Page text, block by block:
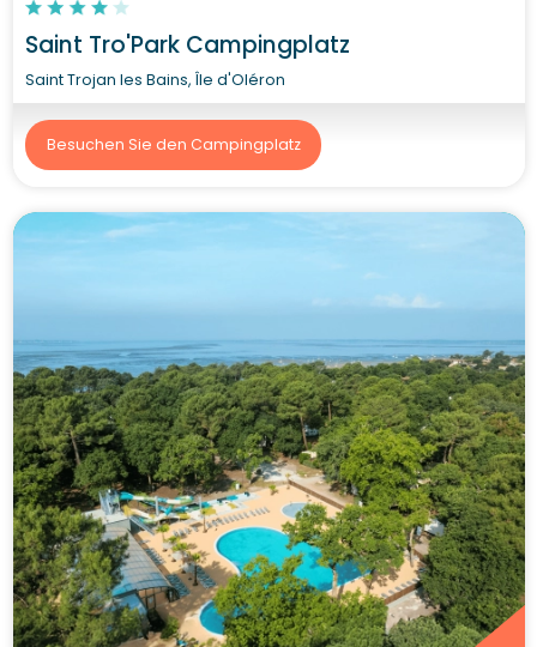
Saint Tro'Park Campingplatz
Saint Trojan les Bains, Île d'Oléron
Besuchen Sie den Campingplatz